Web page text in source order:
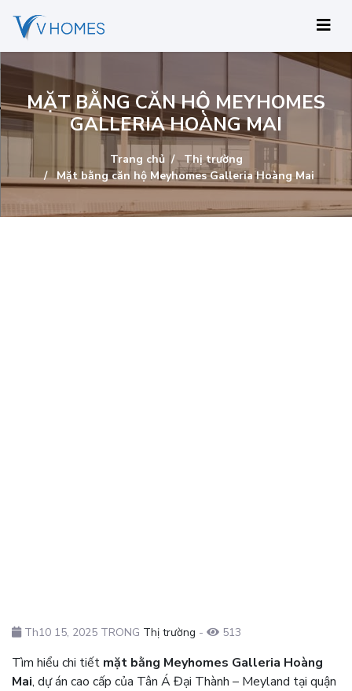
MẶT BẰNG CĂN HỘ MEYHOMES
GALLERIA HOÀNG MAI
Trang chủ
Thị trường
Mặt bằng căn hộ Meyhomes Galleria Hoàng Mai
Th10 15, 2025 TRONG Thị trường - 513
Tìm hiểu chi tiết mặt bằng Meyhomes Galleria Hoàng
Mai, dự án cao cấp của Tân Á Đại Thành – Meyland tại quận